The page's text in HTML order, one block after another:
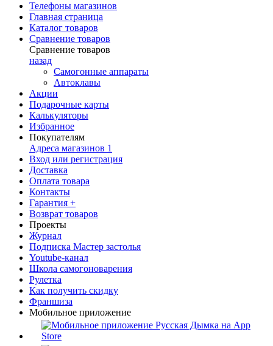
Телефоны магазинов
Главная страница
Каталог товаров
Сравнение товаров
Сравнение товаров
назад
Самогонные аппараты
Автоклавы
Акции
Подарочные карты
Калькуляторы
Избранное
Покупателям
Адреса магазинов 1
Вход или регистрация
Доставка
Оплата товара
Контакты
Гарантия +
Возврат товаров
Проекты
Журнал
Подписка Мастер застолья
Youtube-канал
Школа самогоноварения
Рулетка
Как получить скидку
Франшиза
Мобильное приложение